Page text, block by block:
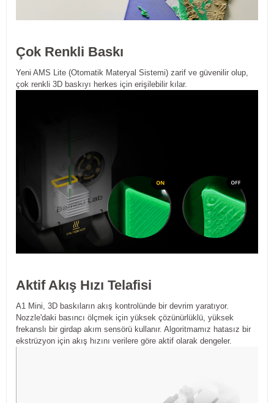
Çok Renkli Baskı
Yeni AMS Lite (Otomatik Materyal Sistemi) zarif ve güvenilir olup,
çok renkli 3D baskıyı herkes için erişilebilir kılar.
Aktif Akış Hızı Telafisi
A1 Mini, 3D baskıların akış kontrolünde bir devrim yaratıyor.
Nozzle'daki basıncı ölçmek için yüksek çözünürlüklü, yüksek
frekanslı bir girdap akım sensörü kullanır. Algoritmamız hatasız bir
ekstrüzyon için akış hızını verilere göre aktif olarak dengeler.